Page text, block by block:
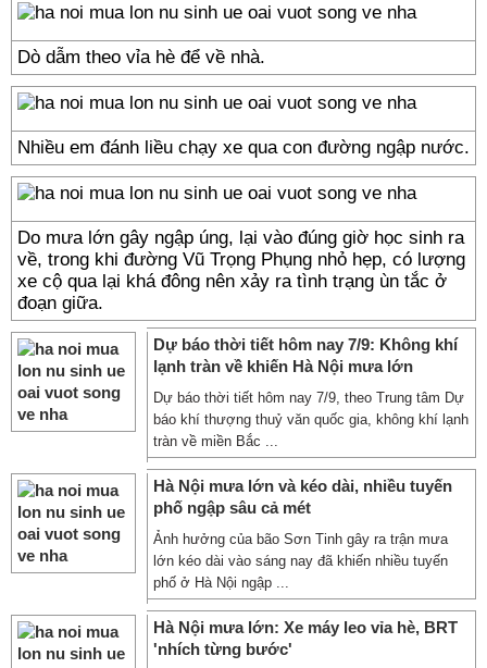
Dò dẫm theo vỉa hè để về nhà.
Nhiều em đánh liều chạy xe qua con đường ngập nước.
Do mưa lớn gây ngập úng, lại vào đúng giờ học sinh ra
về, trong khi đường Vũ Trọng Phụng nhỏ hẹp, có lượng
xe cộ qua lại khá đông nên xảy ra tình trạng ùn tắc ở
đoạn giữa.
Dự báo thời tiết hôm nay 7/9: Không khí
lạnh tràn về khiến Hà Nội mưa lớn
Dự báo thời tiết hôm nay 7/9, theo Trung tâm Dự
báo khí thượng thuỷ văn quốc gia, không khí lạnh
tràn về miền Bắc ...
Hà Nội mưa lớn và kéo dài, nhiều tuyến
phố ngập sâu cả mét
Ảnh hưởng của bão Sơn Tinh gây ra trận mưa
lớn kéo dài vào sáng nay đã khiến nhiều tuyến
phố ở Hà Nội ngập ...
Hà Nội mưa lớn: Xe máy leo vỉa hè, BRT
'nhích từng bước'